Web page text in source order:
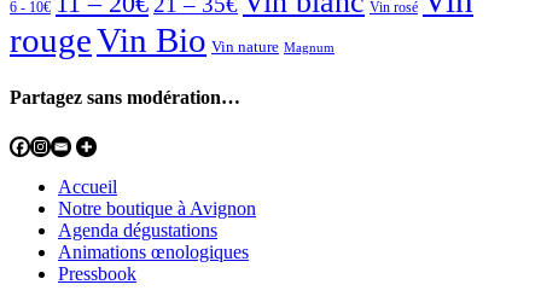
6 - 10€ Vin rosé
rougeVin Bio Vin nature Magnum
Partagez sans modération…
Accueil
Notre boutique à Avignon
Agenda dégustations
Animations œnologiques
Pressbook